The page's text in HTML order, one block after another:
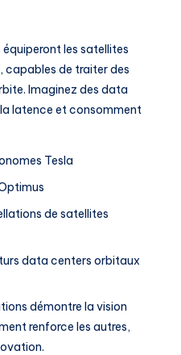
les satellites
capables de traiter des
Imaginez des data
latence et consomment
Tesla
de satellites
data centers orbitaux
démontre la vision
renforce les autres,